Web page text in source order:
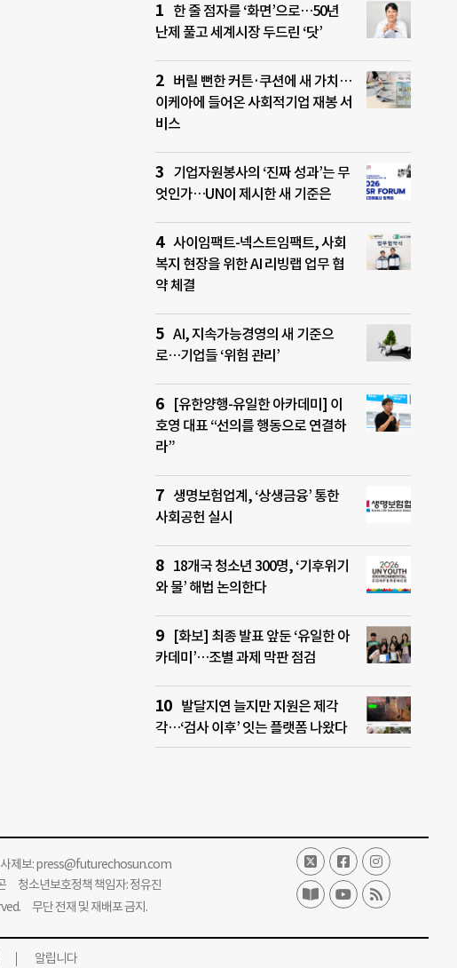
한 줄 점자를 ‘화면’으로…50년
난제 풀고 세계시장 두드린 ‘닷’
버릴 뻔한 커튼·쿠션에 새 가치…
이케아에 들어온 사회적기업 재봉 서
비스
기업자원봉사의 ‘진짜 성과’는 무
엇인가…UN이 제시한 새 기준은
사이임팩트-넥스트임팩트, 사회
복지 현장을 위한 AI 리빙랩 업무 협
약 체결
AI, 지속가능경영의 새 기준으
로…기업들 ‘위험 관리’
[유한양행-유일한 아카데미] 이
호영 대표 “선의를 행동으로 연결하
라”
생명보험업계, ‘상생금융’ 통한
사회공헌 실시
18개국 청소년 300명, ‘기후위기
와 물’ 해법 논의한다
[화보] 최종 발표 앞둔 ‘유일한 아
카데미’…조별 과제 막판 점검
발달지연 늘지만 지원은 제각
각…‘검사 이후’ 잇는 플랫폼 나왔다
제보:press@futurechosun.com
청소년보호정책 책임자: 정유진
무단 전재 및 재배포 금지.
알립니다